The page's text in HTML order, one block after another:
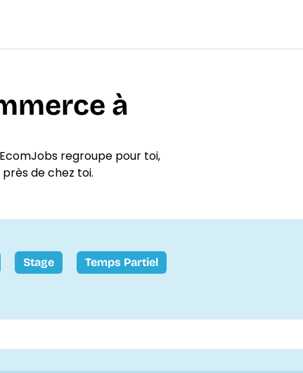
à
regroupe pour toi,
de chez toi.
Stage
Temps Partiel